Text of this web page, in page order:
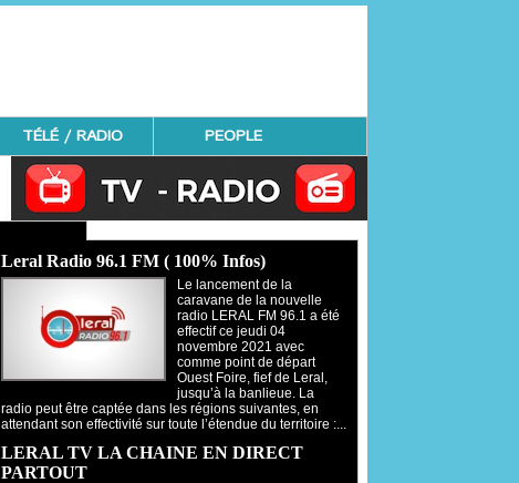
TÉLÉ / RADIO PEOPLE
Leral Radio 96.1 FM ( 100% Infos)
Le lancement de la
caravane de la nouvelle
radio LERAL FM 96.1 a été
effectif ce jeudi 04
novembre 2021 avec
comme point de départ
Ouest Foire, fief de Leral,
jusqu’à la banlieue. La
radio peut être captée dans les régions suivantes, en
attendant son effectivité sur toute l’étendue du territoire :...
LERAL TV LA CHAINE EN DIRECT
PARTOUT